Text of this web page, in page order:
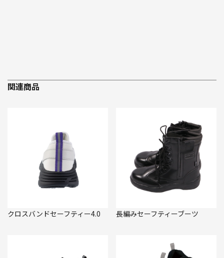
関連商品
クロスバンドセーフティー4.0 長編みセーフティーブーツ